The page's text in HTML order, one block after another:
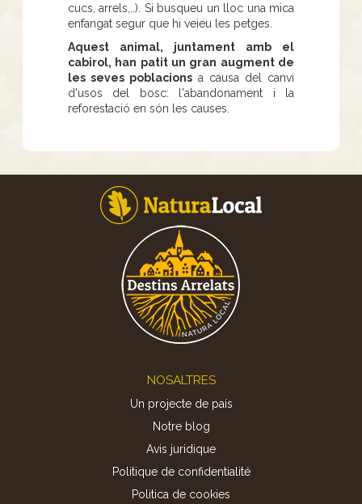
cucs, arrels,..). Si busqueu un lloc una mica
enfangat segur que hi veieu les petges.
Aquest animal, juntament amb el
cabirol, han patit un gran augment de
les seves poblacions a causa del canvi
d'usos del bosc: l'abandonament i la
reforestació en són les causes.
NOSALTRES
Un projecte de país
Notre blog
Avis juridique
Politique de confidentialité
Politica de cookies